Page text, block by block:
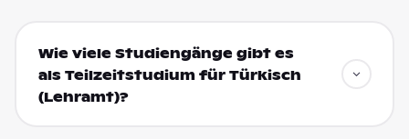
Wie viele Studiengänge gibt es
als Teilzeitstudium für Türkisch
(Lehramt)?